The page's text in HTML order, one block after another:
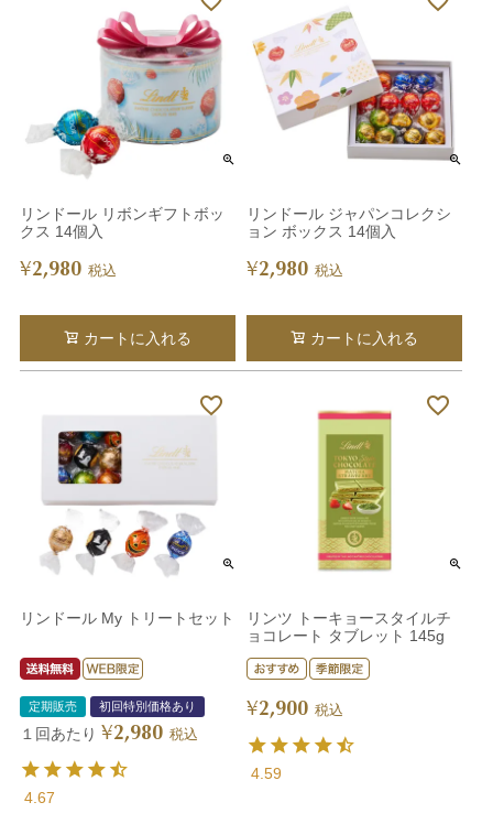
リンドール リボンギフトボッ
クス 14個入
¥2,980 税込
カートに入れる
リンドール ジャパンコレクシ
ョン ボックス 14個入
¥2,980 税込
カートに入れる
リンドール My トリートセット
定期販売 初回特別価格あり
１回あたり ¥2,980 税込
4.67
リンツ トーキョースタイルチ
ョコレート タブレット 145g
¥2,900 税込
4.59